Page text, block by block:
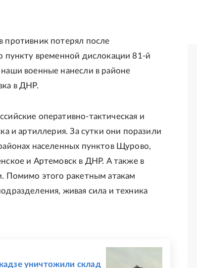
противник потерял после
пункту временной дислокации 81-й
военные нанесли в районе
в ДНР.
оперативно-тактическая и
и артиллерия. За сутки они поразили
населенных пунктов Щурово,
и Артемовск в ДНР. А также в
Помимо этого ракетным атакам
живая сила и техника
уничтожили склад